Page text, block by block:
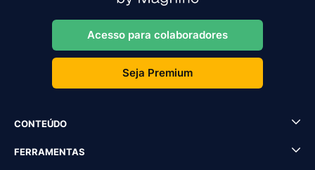
Acesso para colaboradores
Seja Premium
CONTEÚDO
FERRAMENTAS